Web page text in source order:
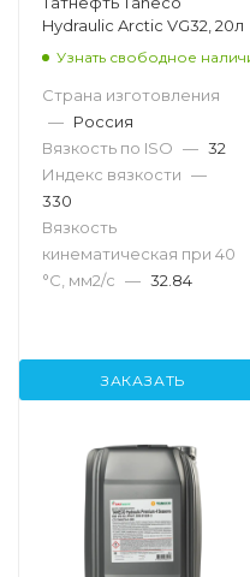
Hydraulic Arctic VG32, 20л
Узнать свободное
Страна изготовления
— Россия
Вязкость по ISO — 32
Индекс вязкости —
330
Вязкость
кинематическая при 40
°С, мм2/с — 32.84
ЗАКАЗАТЬ